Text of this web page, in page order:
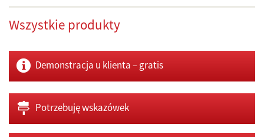
Wszystkie produkty
Demonstracja u klienta – gratis
Potrzebuję wskazówek